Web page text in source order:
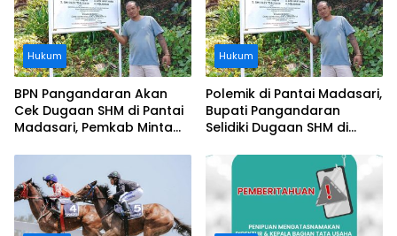
Hukum
BPN Pangandaran Akan
Cek Dugaan SHM di Pantai
Madasari, Pemkab Minta
Hukum
Polemik di Pantai Madasari,
Bupati Pangandaran
Selidiki Dugaan SHM di
Pantai